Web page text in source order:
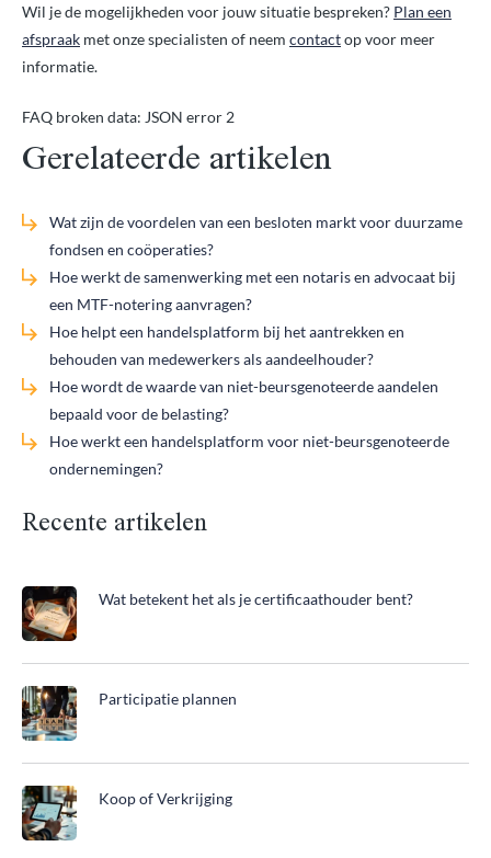
Wil je de mogelijkheden voor jouw situatie bespreken? Plan een
afspraak met onze specialisten of neem contactop voor meer
informatie.
FAQ broken data: JSON error 2
Gerelateerde artikelen
Wat zijn de voordelen van een besloten markt voor duurzame
fondsen en coöperaties?
Hoe werkt de samenwerking met een notaris en advocaat bij
een MTF-notering aanvragen?
Hoe helpt een handelsplatform bij het aantrekken en
behouden van medewerkers als aandeelhouder?
Hoe wordt de waarde van niet-beursgenoteerde aandelen
bepaald voor de belasting?
Hoe werkt een handelsplatform voor niet-beursgenoteerde
ondernemingen?
Recente artikelen
Wat betekent het als je certificaathouder bent?
Participatie plannen
Koop of Verkrijging